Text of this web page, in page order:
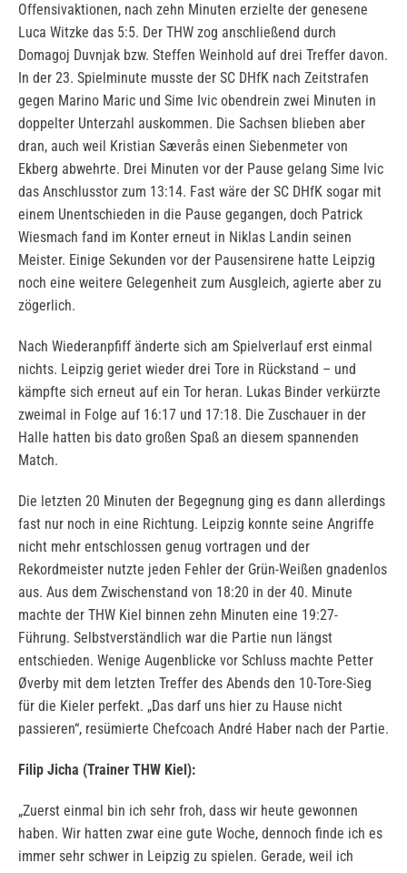
Offensivaktionen, nach zehn Minuten erzielte der genesene
Luca Witzke das 5:5. Der THW zog anschließend durch
Domagoj Duvnjak bzw. Steffen Weinhold auf drei Treffer davon.
In der 23. Spielminute musste der SC DHfK nach Zeitstrafen
gegen Marino Maric und Sime Ivic obendrein zwei Minuten in
doppelter Unterzahl auskommen. Die Sachsen blieben aber
dran, auch weil Kristian Sæverås einen Siebenmeter von
Ekberg abwehrte. Drei Minuten vor der Pause gelang Sime Ivic
das Anschlusstor zum 13:14. Fast wäre der SC DHfK sogar mit
einem Unentschieden in die Pause gegangen, doch Patrick
Wiesmach fand im Konter erneut in Niklas Landin seinen
Meister. Einige Sekunden vor der Pausensirene hatte Leipzig
noch eine weitere Gelegenheit zum Ausgleich, agierte aber zu
zögerlich.
Nach Wiederanpfiff änderte sich am Spielverlauf erst einmal
nichts. Leipzig geriet wieder drei Tore in Rückstand – und
kämpfte sich erneut auf ein Tor heran. Lukas Binder verkürzte
zweimal in Folge auf 16:17 und 17:18. Die Zuschauer in der
Halle hatten bis dato großen Spaß an diesem spannenden
Match.
Die letzten 20 Minuten der Begegnung ging es dann allerdings
fast nur noch in eine Richtung. Leipzig konnte seine Angriffe
nicht mehr entschlossen genug vortragen und der
Rekordmeister nutzte jeden Fehler der Grün-Weißen gnadenlos
aus. Aus dem Zwischenstand von 18:20 in der 40. Minute
machte der THW Kiel binnen zehn Minuten eine 19:27-
Führung. Selbstverständlich war die Partie nun längst
entschieden. Wenige Augenblicke vor Schluss machte Petter
Øverby mit dem letzten Treffer des Abends den 10-Tore-Sieg
für die Kieler perfekt. „Das darf uns hier zu Hause nicht
passieren“, resümierte Chefcoach André Haber nach der Partie.
Filip Jicha (Trainer THW Kiel):
„Zuerst einmal bin ich sehr froh, dass wir heute gewonnen
haben. Wir hatten zwar eine gute Woche, dennoch finde ich es
immer sehr schwer in Leipzig zu spielen. Gerade, weil ich